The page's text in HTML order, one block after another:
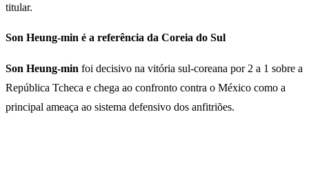
titular.
Son Heung-min é a referência da Coreia do Sul
Son Heung-min foi decisivo na vitória sul-coreana por 2 a 1 sobre a
República Tcheca e chega ao confronto contra o México como a
principal ameaça ao sistema defensivo dos anfitriões.